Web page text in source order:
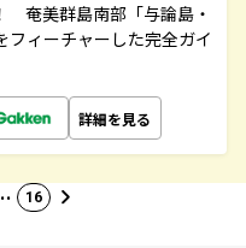
奄美群島南部「与論島・
ィーチャーした完全ガイ
詳細を見る
16